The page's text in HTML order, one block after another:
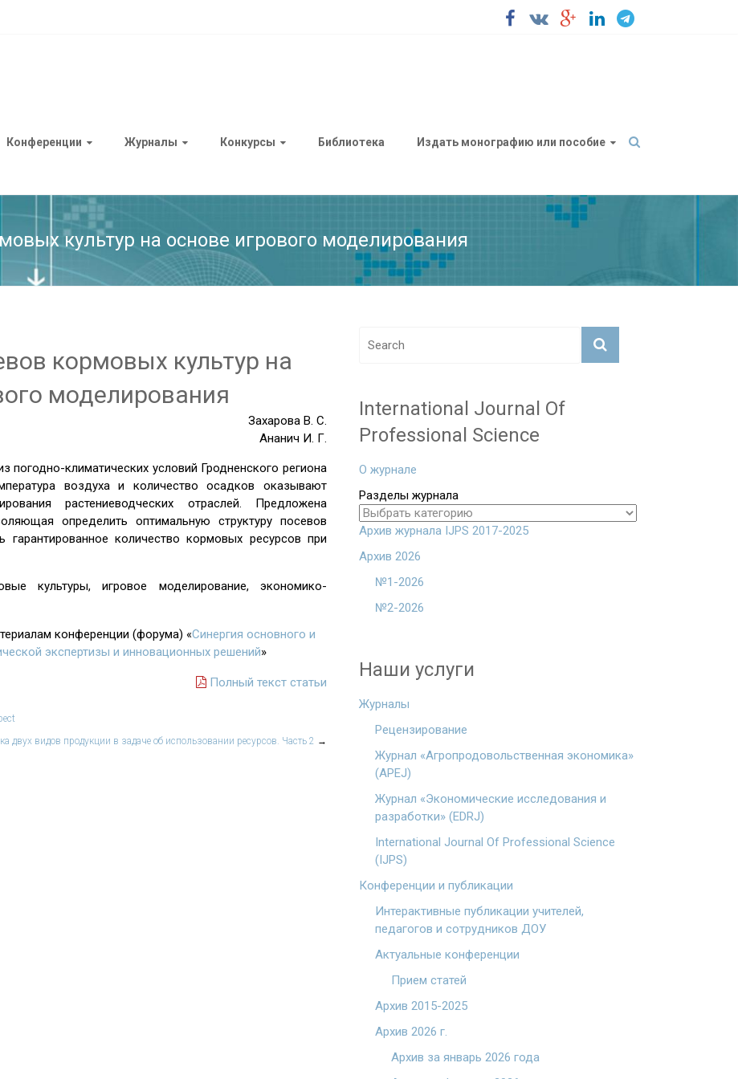
Конференции Журналы Конкурсы Библиотека Издать монографию или пособие
культур на основе игрового моделирования
кормовых культур на
моделирования
Захарова В. С.
Ананич И. Г.
погодно-климатических условий Гродненского региона
воздуха и количество осадков оказывают
растениеводческих отраслей. Предложена
определить оптимальную структуру посевов
гарантированное количество кормовых ресурсов при
культуры, игровое моделирование, экономико-
конференции (форума) «Синергия основного и
экспертизы и инновационных решений»
Полный текст статьи
двух видов продукции в задаче об использовании ресурсов. Часть 2 →
International Journal Of
Professional Science
О журнале
Разделы журнала
Архив журнала IJPS 2017-2025
Архив 2026
№1-2026
№2-2026
Наши услуги
Журналы
Рецензирование
Журнал «Агропродовольственная экономика»
(APEJ)
Журнал «Экономические исследования и
разработки» (EDRJ)
International Journal Of Professional Science
(IJPS)
Конференции и публикации
Интерактивные публикации учителей,
педагогов и сотрудников ДОУ
Актуальные конференции
Прием статей
Архив 2015-2025
Архив 2026 г.
Архив за январь 2026 года